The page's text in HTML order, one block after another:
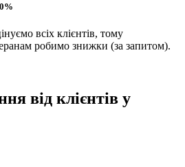
всіх клієнтів, тому
робимо знижки (за запитом).
від клієнтів у